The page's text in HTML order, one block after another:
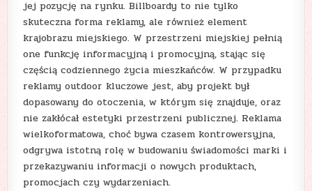
jej pozycję na rynku. Billboardy to nie tylko
skuteczna forma reklamy, ale również element
krajobrazu miejskiego. W przestrzeni miejskiej pełnią
one funkcję informacyjną i promocyjną, stając się
częścią codziennego życia mieszkańców. W przypadku
reklamy outdoor kluczowe jest, aby projekt był
dopasowany do otoczenia, w którym się znajduje, oraz
nie zakłócał estetyki przestrzeni publicznej. Reklama
wielkoformatowa, choć bywa czasem kontrowersyjna,
odgrywa istotną rolę w budowaniu świadomości marki i
przekazywaniu informacji o nowych produktach,
promocjach czy wydarzeniach.